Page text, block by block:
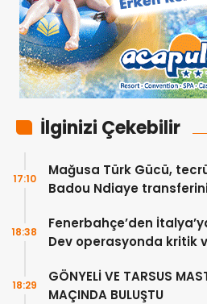
İlginizi Çekebilir
Mağusa Türk Gücü,
Badou Ndiaye
17:10
Fenerbahçe’den
Dev operasyonda kritik
18:38
GÖNYELİ VE TARSUS
MAÇINDA BULUŞTU
18:29